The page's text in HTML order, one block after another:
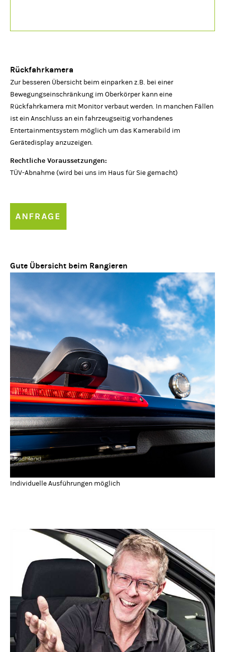
Rückfahrkamera
Zur besseren Übersicht beim einparken z.B. bei einer
Bewegungseinschränkung im Oberkörper kann eine
Rückfahrkamera mit Monitor verbaut werden. In manchen Fällen
ist ein Anschluss an ein fahrzeugseitig vorhandenes
Entertainmentsystem möglich um das Kamerabild im
Gerätedisplay anzuzeigen.
Rechtliche Voraussetzungen:
TÜV-Abnahme (wird bei uns im Haus für Sie gemacht)
Gute Übersicht beim Rangieren
Individuelle Ausführungen möglich